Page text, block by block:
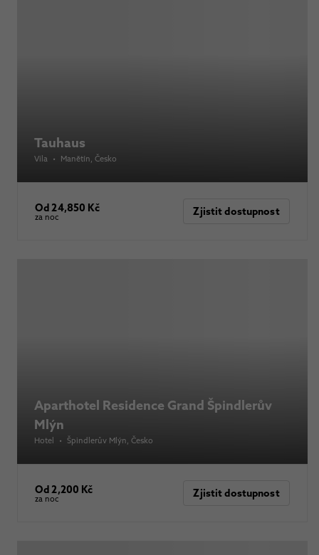
Tauhaus
Vila • Manětín , Česko
Od 24,850 Kč
za noc Zjistit dostupnost
Aparthotel Residence Grand Špindlerův
Mlýn
Hotel • Špindlerův Mlýn , Česko
Od 2,200 Kč
za noc Zjistit dostupnost